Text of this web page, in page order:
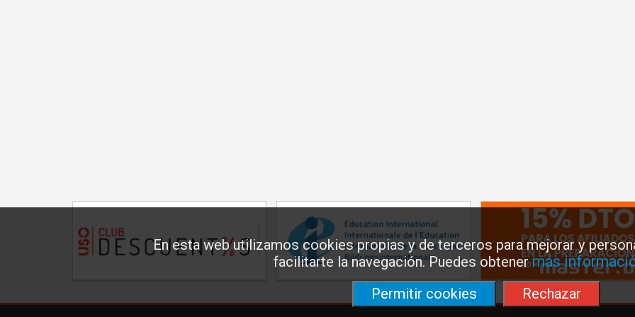
En esta web utilizamos cookies propias y de terceros para mejorar y
facilitarte la navegación. Puedes obtenermás
Permitir cookies Rechazar